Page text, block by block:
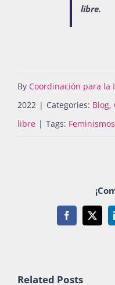
libre.
By Coordinación para la
2022 | Categories: Blog,
libre | Tags: Feminismos
Facebook
X
Related Posts